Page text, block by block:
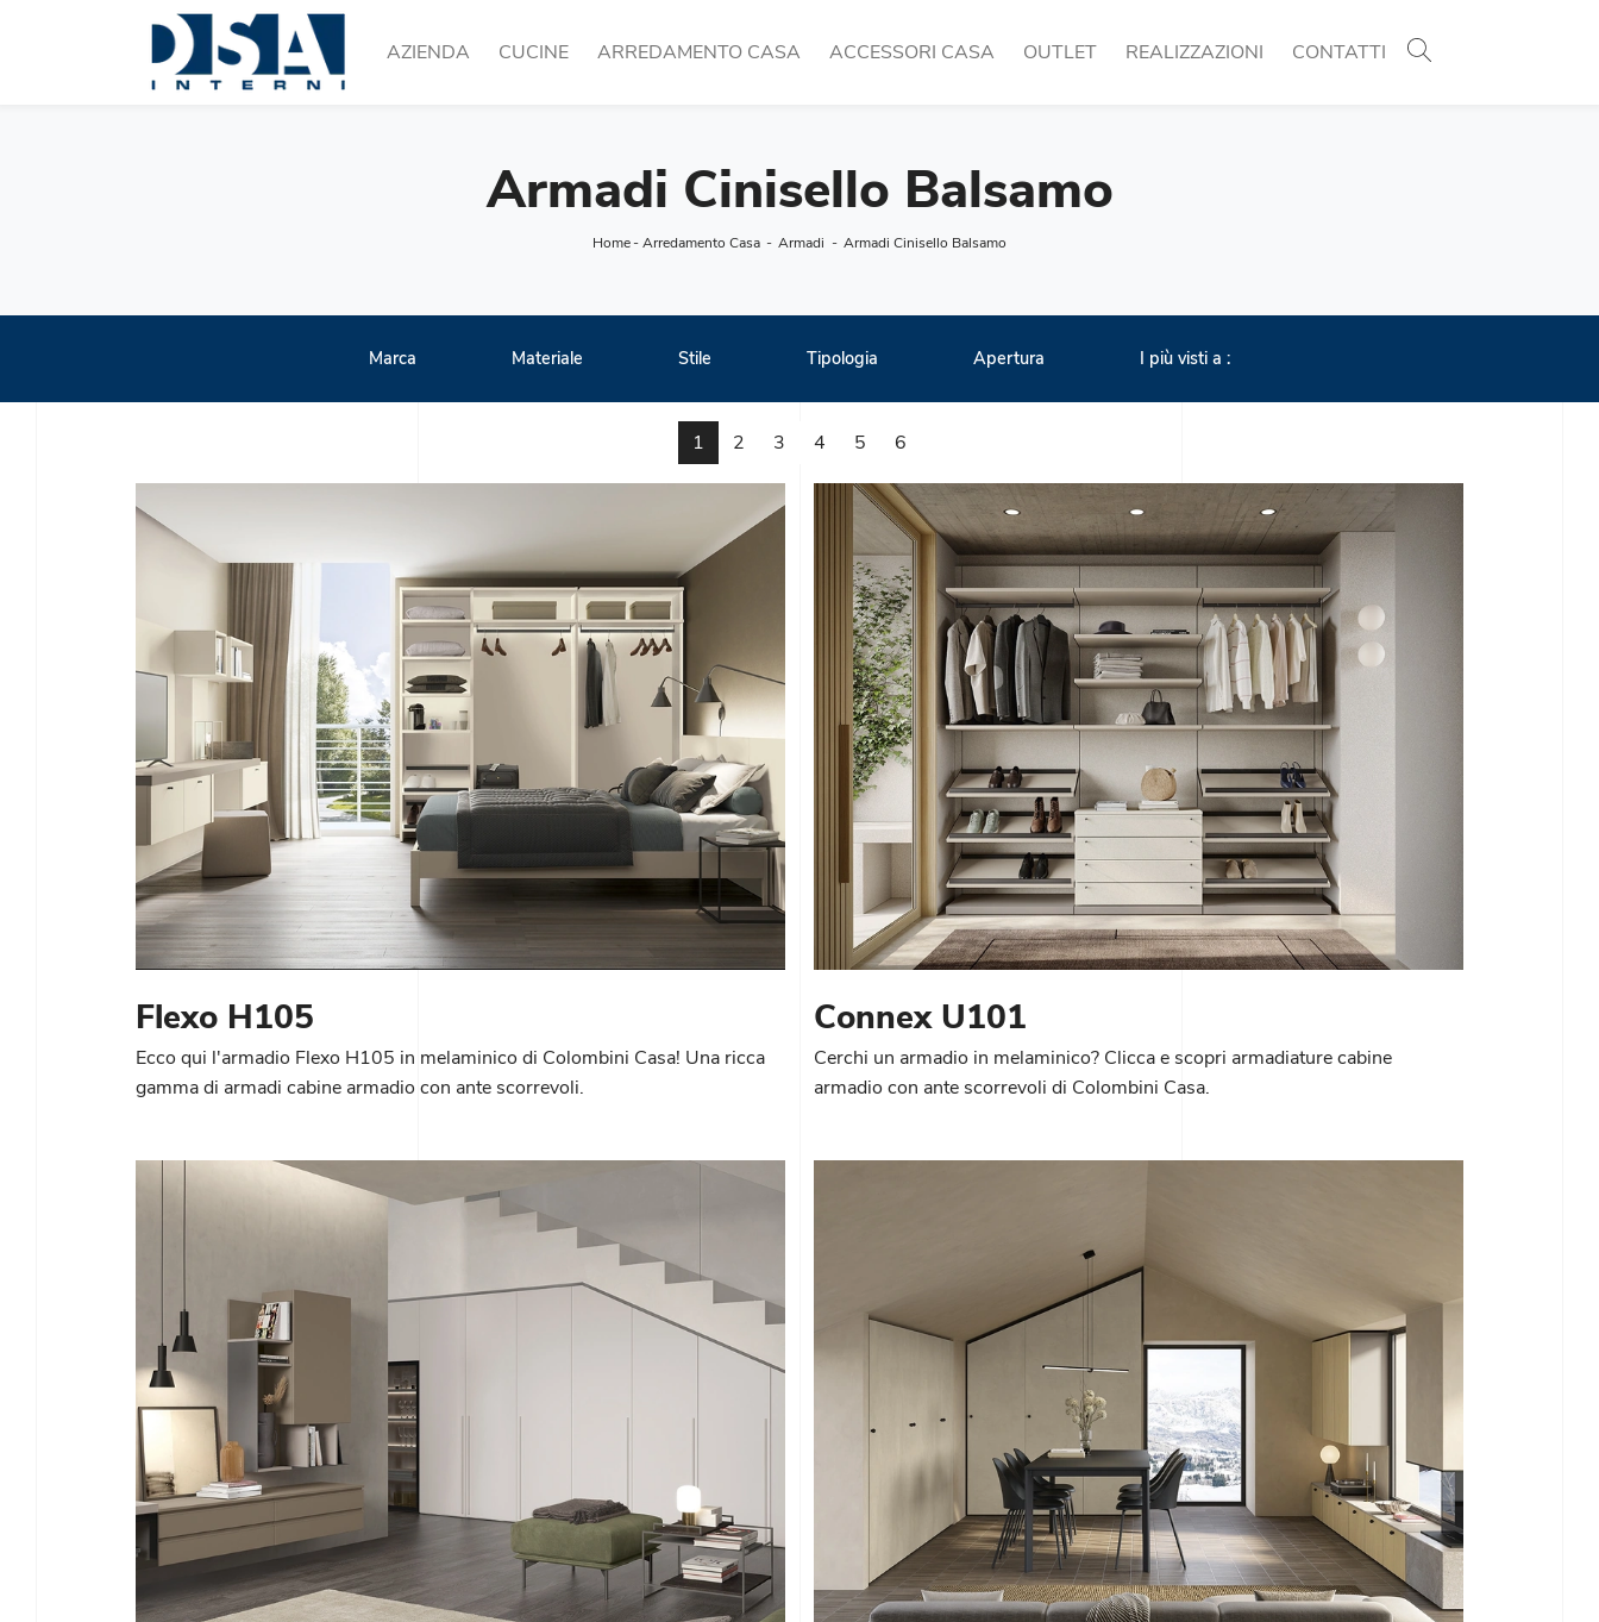
AZIENDA CUCINE ARREDAMENTO CASA ACCESSORI CASA OUTLET REALIZZAZIONI CONTATTI
Armadi Cinisello Balsamo
Home-Arredamento Casa - Armadi - Armadi Cinisello Balsamo
Marca Materiale Stile Tipologia Apertura I più visti a :
1 2 3 4 5 6
Flexo H105
Ecco qui l'armadio Flexo H105 in melaminico di Colombini Casa! Una ricca
gamma di armadi cabine armadio con ante scorrevoli.
Connex U101
Cerchi un armadio in melaminico? Clicca e scopri armadiature cabine
armadio con ante scorrevoli di Colombini Casa.